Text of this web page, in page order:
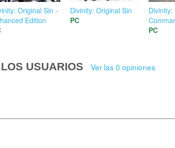
Original Sin -
Edition
Divinity: Original Sin
PC
Divinity:
PC
USUARIOS Ver las 0 opiniones